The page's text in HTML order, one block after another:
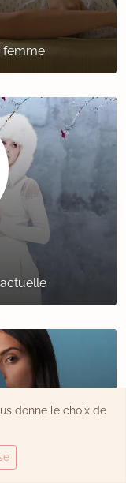
femme
donne le choix de